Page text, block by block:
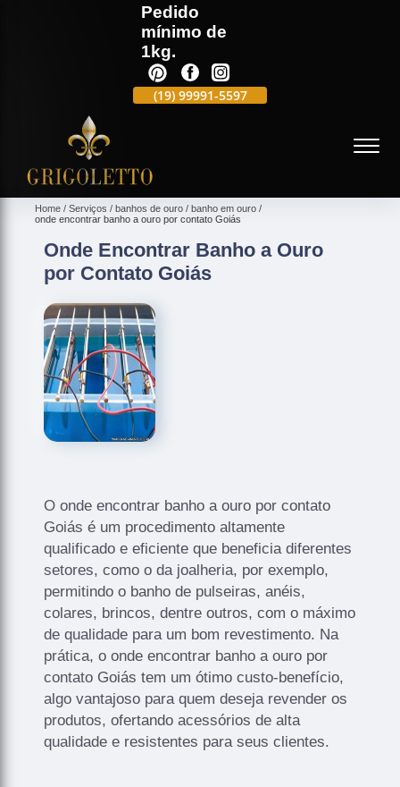
Pedido
mínimo de
1kg.
(19) 99991-5597 (19)
Home Serviços banhos de ouro
banho em ouro
onde encontrar banho a ouro por contato Goiás
Onde Encontrar Banho a Ouro
por Contato Goiás
O onde encontrar banho a ouro por contato
Goiás é um procedimento altamente
qualificado e eficiente que beneficia diferentes
setores, como o da joalheria, por exemplo,
permitindo o banho de pulseiras, anéis,
colares, brincos, dentre outros, com o máximo
de qualidade para um bom revestimento. Na
prática, o onde encontrar banho a ouro por
contato Goiás tem um ótimo custo-benefício,
algo vantajoso para quem deseja revender os
produtos, ofertando acessórios de alta
qualidade e resistentes para seus clientes.